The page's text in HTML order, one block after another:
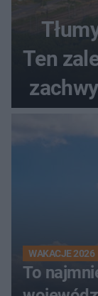
Ten
WAKACJE 2026
To